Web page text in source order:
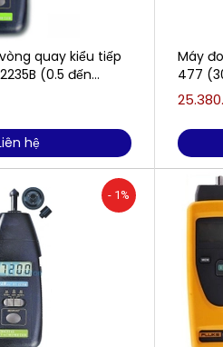
quay kiểu tiếp
(0.5 đến
hệ
- 1%
Máy
477